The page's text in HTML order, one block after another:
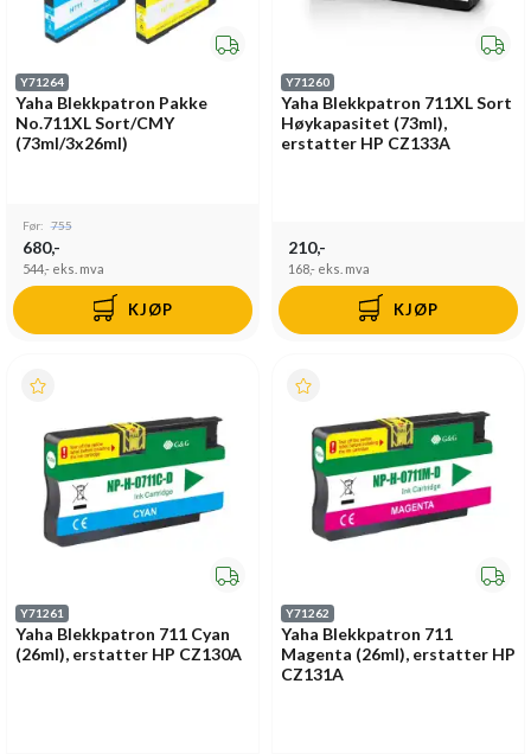
Y71264
Yaha Blekkpatron Pakke
No.711XL Sort/CMY
(73ml/3x26ml)
Før: 755
680,-
544,- eks. mva
KJØP
Y71260
Yaha Blekkpatron 711XL Sort
Høykapasitet (73ml),
erstatter HP CZ133A
210,-
168,- eks. mva
KJØP
Y71261
Yaha Blekkpatron 711 Cyan
(26ml), erstatter HP CZ130A
Y71262
Yaha Blekkpatron 711
Magenta (26ml), erstatter HP
CZ131A